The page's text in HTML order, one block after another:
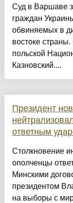
Суд в Варшаве
граждан
обвиняемых в
востоке
польской
Казновский....
Президент
ответным
Столкновение
ополченцы
Минскими
президентом
на выборы с